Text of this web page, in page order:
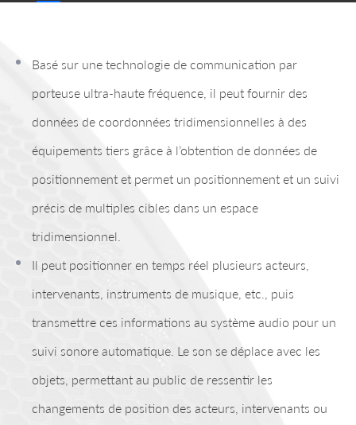
Basé sur une technologie de communication par
porteuse ultra-haute fréquence, il peut fournir des
données de coordonnées tridimensionnelles à des
équipements tiers grâce à l’obtention de données de
positionnement et permet un positionnement et un suivi
précis de multiples cibles dans un espace
tridimensionnel.
Il peut positionner en temps réel plusieurs acteurs,
intervenants, instruments de musique, etc., puis
transmettre ces informations au système audio pour un
suivi sonore automatique. Le son se déplace avec les
objets, permettant au public de ressentir les
changements de position des acteurs, intervenants ou